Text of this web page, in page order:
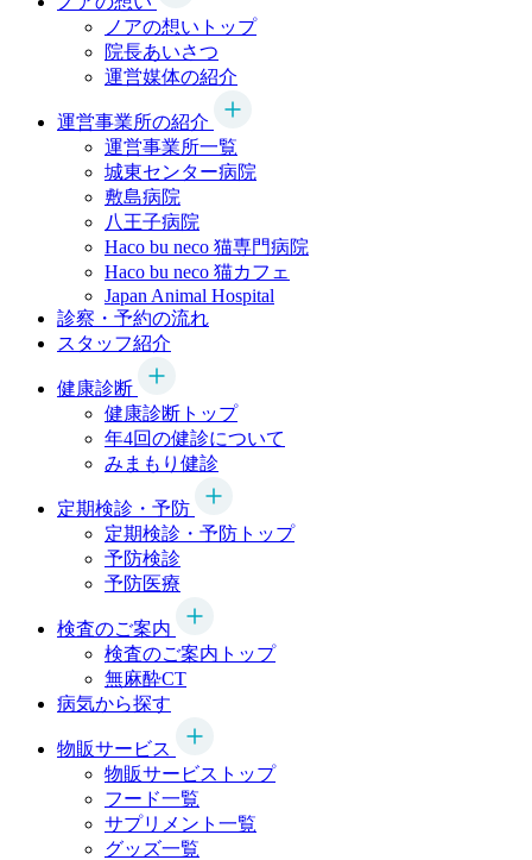
ノアの想いトップ
院長あいさつ
運営媒体の紹介
運営事業所の紹介
運営事業所一覧
城東センター病院
敷島病院
八王子病院
Haco bu neco 猫専門病院
Haco bu neco 猫カフェ
Japan Animal Hospital
診察・予約の流れ
スタッフ紹介
健康診断
健康診断トップ
年4回の健診について
みまもり健診
定期検診・予防
定期検診・予防トップ
予防検診
予防医療
検査のご案内
検査のご案内トップ
無麻酔CT
病気から探す
物販サービス
物販サービストップ
フード一覧
サプリメント一覧
グッズ一覧